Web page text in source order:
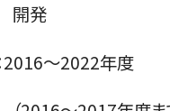
～2022年度